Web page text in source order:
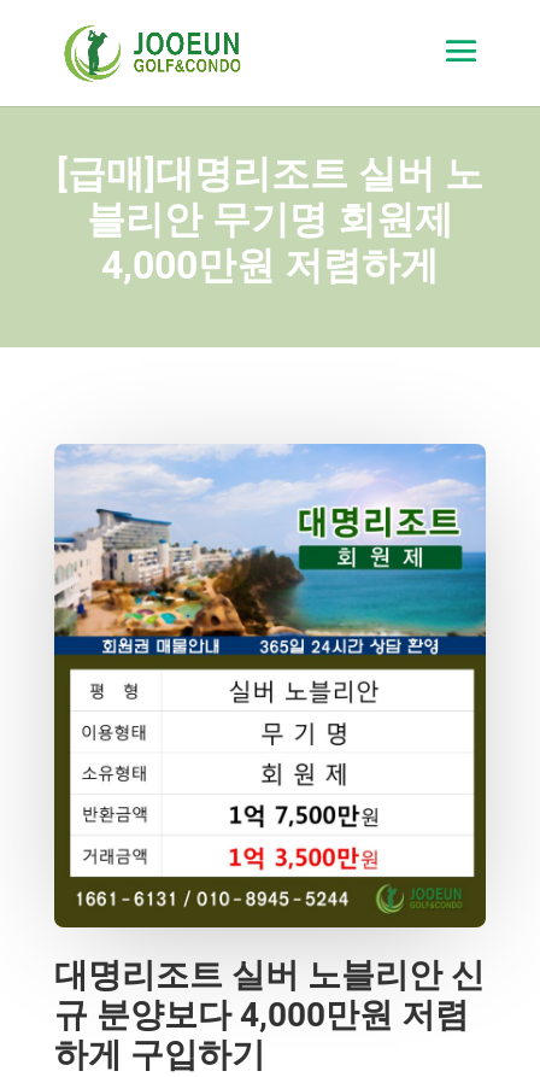
[급매]대명리조트 실버 노
블리안 무기명 회원제
4,000만원 저렴하게
대명리조트 실버 노블리안 신
규 분양보다 4,000만원 저렴
하게 구입하기